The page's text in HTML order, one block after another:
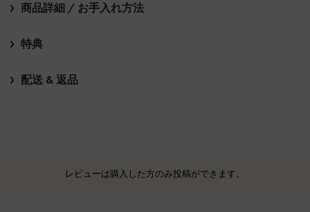
商品詳細 / お手入れ方法
特典
配送 & 返品
レビューは購入した方のみ投稿ができます。